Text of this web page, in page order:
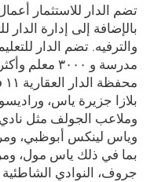
تضم الدار للاستثمار
بالإضافة إلى إدارة الدار
بلازا جزيرة ياس،
وملاعب الجولف مثل
وياس لينكس أبوظبي،
بما في ذلك ياس مول،
جروف، النوادي